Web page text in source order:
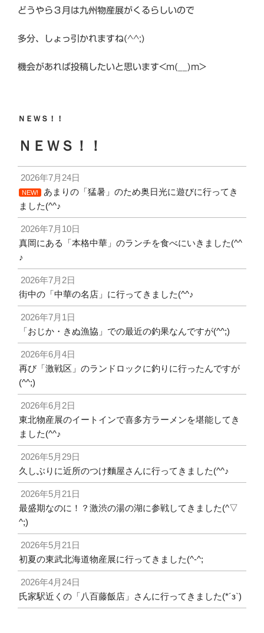
どうやら３月は九州物産展がくるらしいので
多分、しょっ引かれますね(^^;)
機会があれば投稿したいと思います<m(__)m>
ＮＥＷＳ！！
ＮＥＷＳ！！
2026年7月24日
NEW!
あまりの「猛暑」のため奥日光に遊びに行ってき
ました(^^♪
2026年7月10日
真岡にある「本格中華」のランチを食べにいきました(^^
♪
2026年7月2日
街中の「中華の名店」に行ってきました(^^♪
2026年7月1日
「おじか・きぬ漁協」での最近の釣果なんですが(^^;)
2026年6月4日
再び「激戦区」のランドロックに釣りに行ったんですが
(^^;)
2026年6月2日
東北物産展のイートインで喜多方ラーメンを堪能してき
ました(^^♪
2026年5月29日
久しぶりに近所のつけ麵屋さんに行ってきました(^^♪
2026年5月21日
最盛期なのに！？激渋の湯の湖に参戦してきました(^▽
^;)
2026年5月21日
初夏の東武北海道物産展に行ってきました(^-^;
2026年4月24日
氏家駅近くの「八百藤飯店」さんに行ってきました(*´з`)